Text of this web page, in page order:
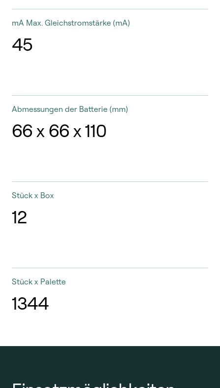
mA Max. Gleichstromstärke (mA)
45
Abmessungen der Batterie (mm)
66 x 66 x 110
Stück x Box
12
Stück x Palette
1344